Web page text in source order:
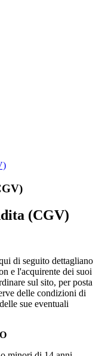
(CGV)
di seguito dettagliano
e l'acquirente dei suoi
sul sito, per posta
delle condizioni di
sue eventuali